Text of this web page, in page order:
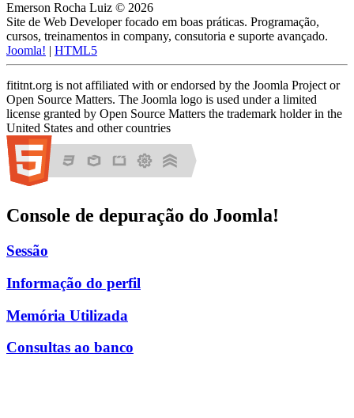
Emerson Rocha Luiz © 2026
Site de Web Developer focado em boas práticas. Programação,
cursos, treinamentos in company, consutoria e suporte avançado.
Joomla! | HTML5
fititnt.org is not affiliated with or endorsed by the Joomla Project or
Open Source Matters. The Joomla logo is used under a limited
license granted by Open Source Matters the trademark holder in the
United States and other countries
Console de depuração do Joomla!
Sessão
Informação do perfil
Memória Utilizada
Consultas ao banco